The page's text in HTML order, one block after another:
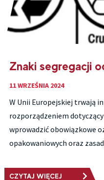
Znaki segregacji
11 WRZEŚNIA 2024
W Unii Europejskiej trwają
rozporządzeniem
wprowadzić obowiązkowe
opakowaniowych oraz
CZYTAJ WIĘCEJ